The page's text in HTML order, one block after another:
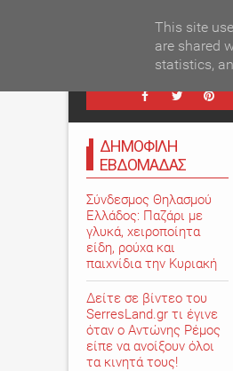
Σερρών
2016-06-09
ΔΗΜΟΦΙΛΗ
ΕΒΔΟΜΑΔΑΣ
Σύνδεσμος Θηλασμού
Ελλάδος: Παζάρι με
γλυκά, χειροποίητα
είδη, ρούχα και
παιχνίδια την Κυριακή
Δείτε σε βίντεο του
SerresLand.gr τι έγινε
όταν ο Αντώνης Ρέμος
είπε να ανοίξουν όλοι
τα κινητά τους!
This site
are shared
statistics,